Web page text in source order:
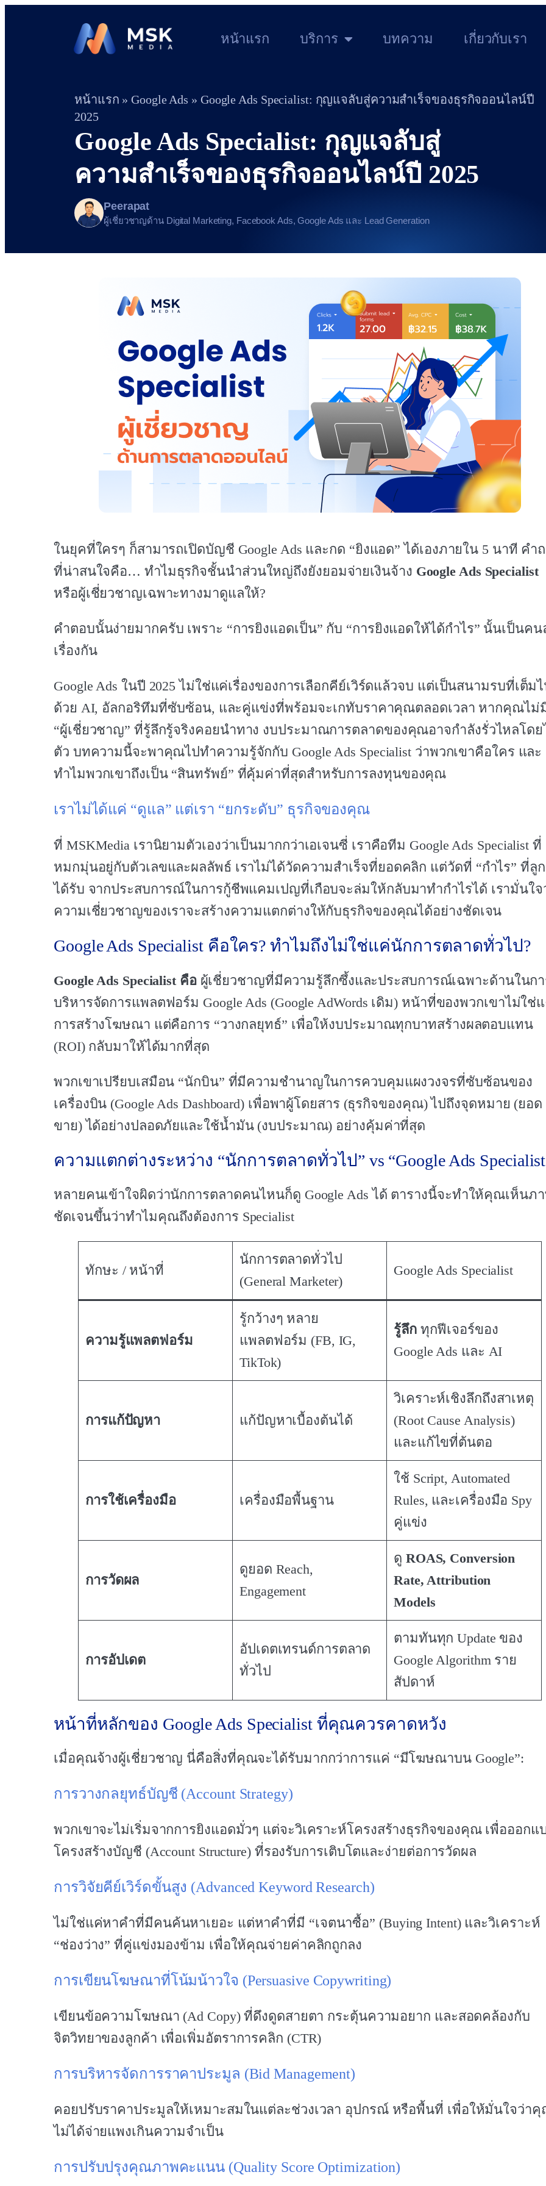
หน้าแรก บริการ บทความ เกี่ยวกับเรา
หน้าแรก »Google Ads » Google Ads Specialist: กุญแจลับสู่ความสำเร็จของธุรกิจออนไลน์ปี
2025
Google Ads Specialist: กุญแจลับสู่
ความสำเร็จของธุรกิจออนไลน์ปี 2025
Peerapat
ผู้เชี่ยวชาญด้าน Digital Marketing, Facebook Ads, Google Ads และ Lead Generation
ในยุคที่ใครๆ ก็สามารถเปิดบัญชี Google Ads และกด “ยิงแอด” ได้เองภายใน 5 นาที คำ
ที่น่าสนใจคือ… ทำไมธุรกิจชั้นนำส่วนใหญ่ถึงยังยอมจ่ายเงินจ้าง Google Ads Specialist
หรือผู้เชี่ยวชาญเฉพาะทางมาดูแลให้?
คำตอบนั้นง่ายมากครับ เพราะ “การยิงแอดเป็น” กับ “การยิงแอดให้ได้กำไร” นั้นเป็นคน
เรื่องกัน
Google Ads ในปี 2025 ไม่ใช่แค่เรื่องของการเลือกคีย์เวิร์ดแล้วจบ แต่เป็นสนามรบที่เต็ม
ด้วย AI, อัลกอริทึมที่ซับซ้อน, และคู่แข่งที่พร้อมจะเกทับราคาคุณตลอดเวลา หากคุณไม่
“ผู้เชี่ยวชาญ” ที่รู้ลึกรู้จริงคอยนำทาง งบประมาณการตลาดของคุณอาจกำลังรั่วไหลโดย
ตัว บทความนี้จะพาคุณไปทำความรู้จักกับ Google Ads Specialist ว่าพวกเขาคือใคร และ
ทำไมพวกเขาถึงเป็น “สินทรัพย์” ที่คุ้มค่าที่สุดสำหรับการลงทุนของคุณ
เราไม่ได้แค่ “ดูแล” แต่เรา “ยกระดับ” ธุรกิจของคุณ
ที่ MSKMedia เรานิยามตัวเองว่าเป็นมากกว่าเอเจนซี่ เราคือทีม Google Ads Specialist ที่
หมกมุ่นอยู่กับตัวเลขและผลลัพธ์ เราไม่ได้วัดความสำเร็จที่ยอดคลิก แต่วัดที่ “กำไร” ที่ลู
ได้รับ จากประสบการณ์ในการกู้ชีพแคมเปญที่เกือบจะล่มให้กลับมาทำกำไรได้ เรามั่นใจ
ความเชี่ยวชาญของเราจะสร้างความแตกต่างให้กับธุรกิจของคุณได้อย่างชัดเจน
Google Ads Specialist คือใคร? ทำไมถึงไม่ใช่แค่นักการตลาดทั่วไป?
Google Ads Specialist คือผู้เชี่ยวชาญที่มีความรู้ลึกซึ้งและประสบการณ์เฉพาะด้านในก
บริหารจัดการแพลตฟอร์ม Google Ads (Google AdWords เดิม) หน้าที่ของพวกเขาไม่ใช่
การสร้างโฆษณา แต่คือการ “วางกลยุทธ์” เพื่อให้งบประมาณทุกบาทสร้างผลตอบแทน
(ROI) กลับมาให้ได้มากที่สุด
พวกเขาเปรียบเสมือน “นักบิน” ที่มีความชำนาญในการควบคุมแผงวงจรที่ซับซ้อนของ
เครื่องบิน (Google Ads Dashboard) เพื่อพาผู้โดยสาร (ธุรกิจของคุณ) ไปถึงจุดหมาย (ยอด
ขาย) ได้อย่างปลอดภัยและใช้น้ำมัน (งบประมาณ) อย่างคุ้มค่าที่สุด
ความแตกต่างระหว่าง “นักการตลาดทั่วไป” vs “Google Ads
หลายคนเข้าใจผิดว่านักการตลาดคนไหนก็ดู Google Ads ได้ ตารางนี้จะทำให้คุณเห็นภ
ชัดเจนขึ้นว่าทำไมคุณถึงต้องการ Specialist
ทักษะ / หน้าที่
นักการตลาดทั่วไป
(General Marketer)
Google Ads Specialist
ความรู้แพลตฟอร์ม
รู้กว้างๆ หลาย
แพลตฟอร์ม (FB, IG,
TikTok)
รู้ลึกทุกฟีเจอร์ของ
Google Ads และ AI
การแก้ปัญหา แก้ปัญหาเบื้องต้นได้
วิเคราะห์เชิงลึกถึงสาเหตุ
(Root Cause Analysis)
และแก้ไขที่ต้นตอ
การใช้เครื่องมือ เครื่องมือพื้นฐาน
ใช้ Script, Automated
Rules, และเครื่องมือ Spy
คู่แข่ง
การวัดผล
ดูยอด Reach,
Engagement
ดู ROAS, Conversion
Rate, Attribution
Models
การอัปเดต
อัปเดตเทรนด์การตลาด
ทั่วไป
ตามทันทุก Update ของ
Google Algorithm ราย
สัปดาห์
หน้าที่หลักของ Google Ads Specialist ที่คุณควรคาดหวัง
เมื่อคุณจ้างผู้เชี่ยวชาญ นี่คือสิ่งที่คุณจะได้รับมากกว่าการแค่ “มีโฆษณาบน Google”:
การวางกลยุทธ์บัญชี (Account Strategy)
พวกเขาจะไม่เริ่มจากการยิงแอดมั่วๆ แต่จะวิเคราะห์โครงสร้างธุรกิจของคุณ เพื่อออกแ
โครงสร้างบัญชี (Account Structure) ที่รองรับการเติบโตและง่ายต่อการวัดผล
การวิจัยคีย์เวิร์ดขั้นสูง (Advanced Keyword Research)
ไม่ใช่แค่หาคำที่มีคนค้นหาเยอะ แต่หาคำที่มี “เจตนาซื้อ” (Buying Intent) และวิเคราะห์
“ช่องว่าง” ที่คู่แข่งมองข้าม เพื่อให้คุณจ่ายค่าคลิกถูกลง
การเขียนโฆษณาที่โน้มน้าวใจ (Persuasive Copywriting)
เขียนข้อความโฆษณา (Ad Copy) ที่ดึงดูดสายตา กระตุ้นความอยาก และสอดคล้องกับ
จิตวิทยาของลูกค้า เพื่อเพิ่มอัตราการคลิก (CTR)
การบริหารจัดการราคาประมูล (Bid Management)
คอยปรับราคาประมูลให้เหมาะสมในแต่ละช่วงเวลา อุปกรณ์ หรือพื้นที่ เพื่อให้มั่นใจว่า
ไม่ได้จ่ายแพงเกินความจำเป็น
การปรับปรุงคุณภาพคะแนน (Quality Score Optimization)